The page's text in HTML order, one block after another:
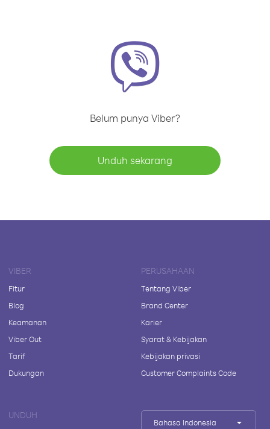
Belum punya Viber?
Unduh sekarang
VIBER
Fitur
Blog
Keamanan
Viber Out
Tarif
Dukungan
PERUSAHAAN
Tentang Viber
Brand Center
Karier
Syarat & Kebijakan
Kebijakan privasi
Customer Complaints Code
UNDUH
Bahasa Indonesia